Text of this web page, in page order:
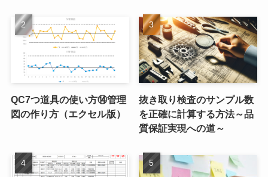
QC7つ道具の使い方⑭管理
図の作り方（エクセル版）
抜き取り検査のサンプル数
を正確に計算する方法～品
質保証実現への道～